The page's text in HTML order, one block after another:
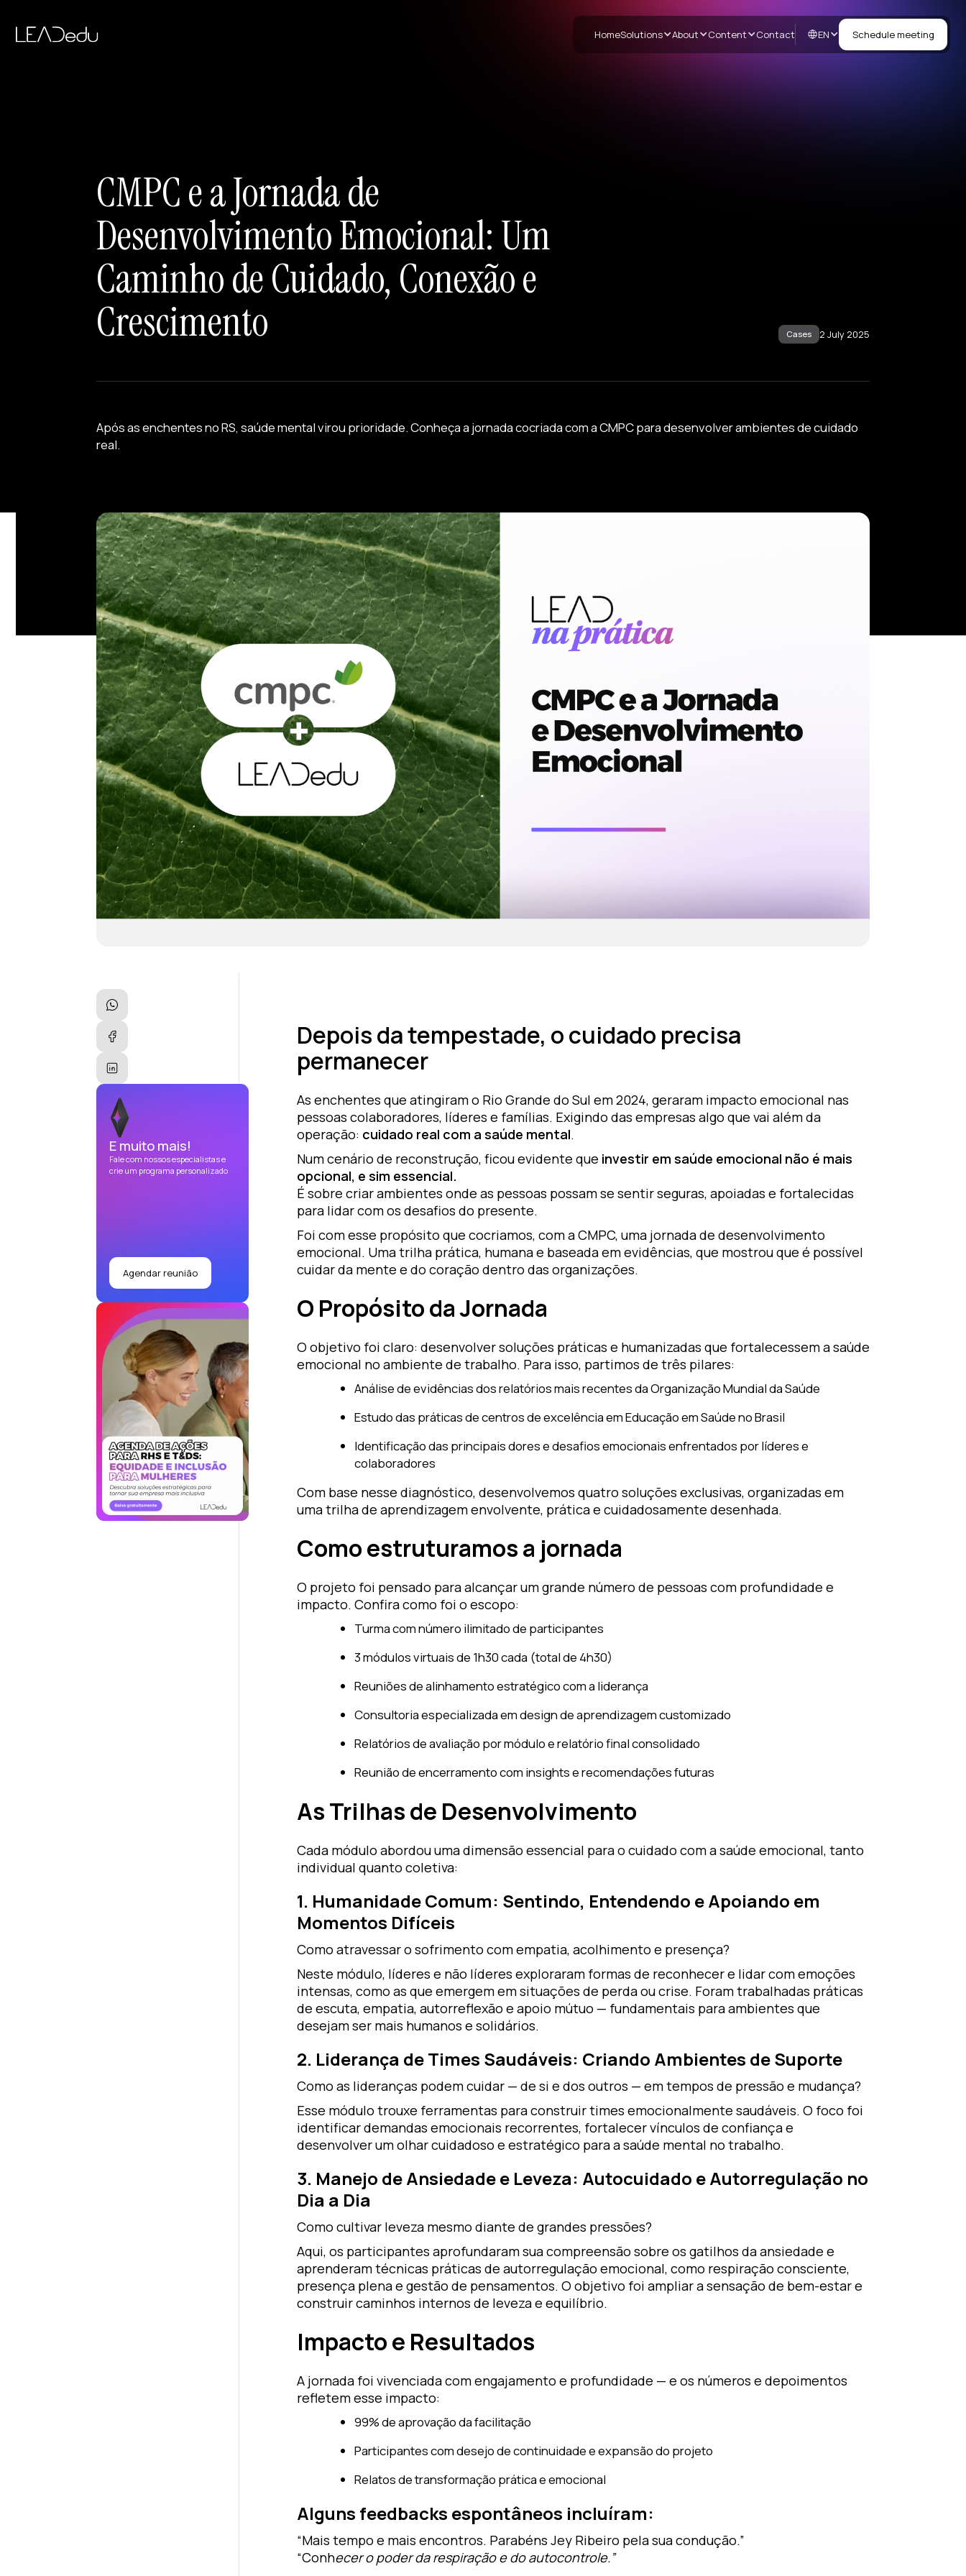
HomeSolutions About Content Contact EN Schedule meeting
CMPC e a Jornada de
Desenvolvimento Emocional: Um
Caminho de Cuidado, Conexão e
Crescimento
Cases 2 July 2025
Após as enchentes no RS, saúde mental virou prioridade. Conheça a jornada cocriada com a CMPC para desenvolver ambientes de cuidado
real.
E muito mais!
Fale com nossos especialistas e
crie um programa personalizado
Agendar reunião
Depois da tempestade, o cuidado precisa
permanecer
As enchentes que atingiram o Rio Grande do Sul em 2024, geraram impacto emocional nas
pessoas colaboradores, líderes e famílias. Exigindo das empresas algo que vai além da
operação: cuidado real com a saúde mental.
Num cenário de reconstrução, ficou evidente que investir em saúde emocional não é mais
opcional, e sim essencial.
É sobre criar ambientes onde as pessoas possam se sentir seguras, apoiadas e fortalecidas
para lidar com os desafios do presente.
Foi com esse propósito que cocriamos, com a CMPC, uma jornada de desenvolvimento
emocional. Uma trilha prática, humana e baseada em evidências, que mostrou que é possível
cuidar da mente e do coração dentro das organizações.
O Propósito da Jornada
O objetivo foi claro: desenvolver soluções práticas e humanizadas que fortalecessem a saúde
emocional no ambiente de trabalho. Para isso, partimos de três pilares:
Análise de evidências dos relatórios mais recentes da Organização Mundial da Saúde
Estudo das práticas de centros de excelência em Educação em Saúde no Brasil
Identificação das principais dores e desafios emocionais enfrentados por líderes e
colaboradores
Com base nesse diagnóstico, desenvolvemos quatro soluções exclusivas, organizadas em
uma trilha de aprendizagem envolvente, prática e cuidadosamente desenhada.
Como estruturamos a jornada
O projeto foi pensado para alcançar um grande número de pessoas com profundidade e
impacto. Confira como foi o escopo:
Turma com número ilimitado de participantes
3 módulos virtuais de 1h30 cada (total de 4h30)
Reuniões de alinhamento estratégico com a liderança
Consultoria especializada em design de aprendizagem customizado
Relatórios de avaliação por módulo e relatório final consolidado
Reunião de encerramento com insights e recomendações futuras
As Trilhas de Desenvolvimento
Cada módulo abordou uma dimensão essencial para o cuidado com a saúde emocional, tanto
individual quanto coletiva:
1. Humanidade Comum: Sentindo, Entendendo e Apoiando em
Momentos Difíceis
Como atravessar o sofrimento com empatia, acolhimento e presença?
Neste módulo, líderes e não líderes exploraram formas de reconhecer e lidar com emoções
intensas, como as que emergem em situações de perda ou crise. Foram trabalhadas práticas
de escuta, empatia, autorreflexão e apoio mútuo — fundamentais para ambientes que
desejam ser mais humanos e solidários.
2. Liderança de Times Saudáveis: Criando Ambientes de Suporte
Como as lideranças podem cuidar — de si e dos outros — em tempos de pressão e mudança?
Esse módulo trouxe ferramentas para construir times emocionalmente saudáveis. O foco foi
identificar demandas emocionais recorrentes, fortalecer vínculos de confiança e
desenvolver um olhar cuidadoso e estratégico para a saúde mental no trabalho.
3. Manejo de Ansiedade e Leveza: Autocuidado e Autorregulação no
Dia a Dia
Como cultivar leveza mesmo diante de grandes pressões?
Aqui, os participantes aprofundaram sua compreensão sobre os gatilhos da ansiedade e
aprenderam técnicas práticas de autorregulação emocional, como respiração consciente,
presença plena e gestão de pensamentos. O objetivo foi ampliar a sensação de bem-estar e
construir caminhos internos de leveza e equilíbrio.
Impacto e Resultados
A jornada foi vivenciada com engajamento e profundidade — e os números e depoimentos
refletem esse impacto:
99% de aprovação da facilitação
Participantes com desejo de continuidade e expansão do projeto
Relatos de transformação prática e emocional
Alguns feedbacks espontâneos incluíram:
“Mais tempo e mais encontros. Parabéns Jey Ribeiro pela sua condução.”
“Conhecer o poder da respiração e do autocontrole.”